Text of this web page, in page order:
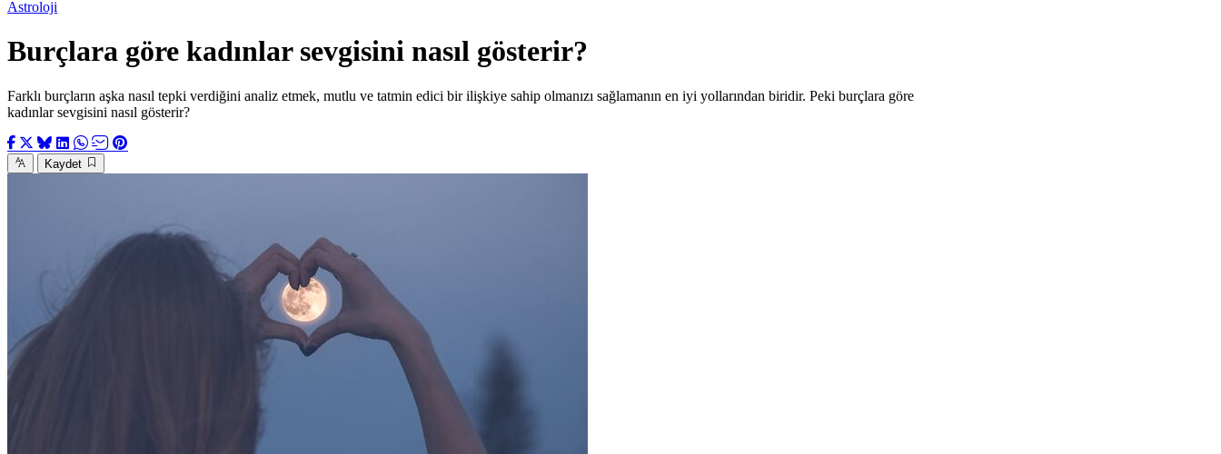
Astroloji
Burçlara göre kadınlar sevgisini nasıl gösterir?
Farklı burçların aşka nasıl tepki verdiğini analiz etmek, mutlu ve tatmin edici bir ilişkiye sahip olmanızı sağlamanın en iyi yollarından biridir. Peki burçlara göre
kadınlar sevgisini nasıl gösterir?
Kaydet